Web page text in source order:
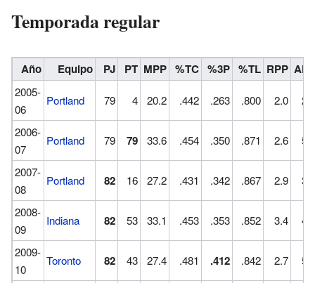
Temporada regular
Año Equipo PJ PT MPP %TC %3P %TL RPP APP
2005-
06
Portland 79 4 20.2 .442 .263 .800 2.0 2.8
2006-
07
Portland 79 79 33.6 .454 .350 .871 2.6 5.3
2007-
08
Portland 82 16 27.2 .431 .342 .867 2.9 3.8
2008-
09
Indiana 82 53 33.1 .453 .353 .852 3.4 4.1
2009-
10
Toronto 82 43 27.4 .481 .412 .842 2.7 5.0